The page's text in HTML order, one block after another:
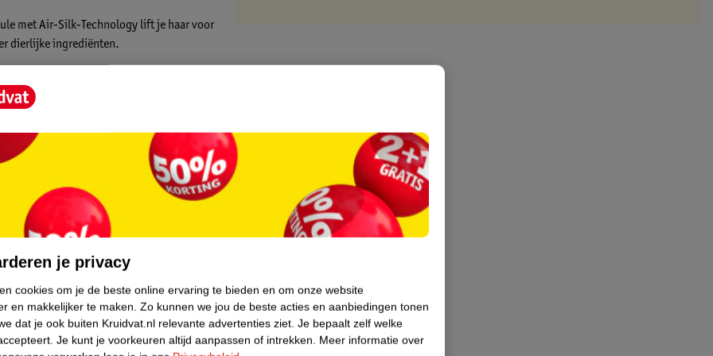
met Air-Silk-Technology lift je haar voor
dierlijke ingrediënten.
je privacy
cookies om je de beste online ervaring te bieden en om onze website
en makkelijker te maken. Zo kunnen we jou de beste acties en aanbiedingen tonen
dat je ook buiten Kruidvat.nl relevante advertenties ziet. Je bepaalt zelf welke
Je kunt je voorkeuren altijd aanpassen of intrekken. Meer informatie over